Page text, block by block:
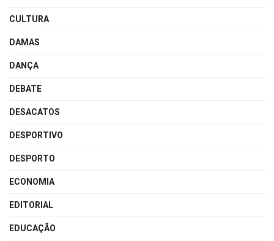
CULTURA
DAMAS
DANÇA
DEBATE
DESACATOS
DESPORTIVO
DESPORTO
ECONOMIA
EDITORIAL
EDUCAÇÃO